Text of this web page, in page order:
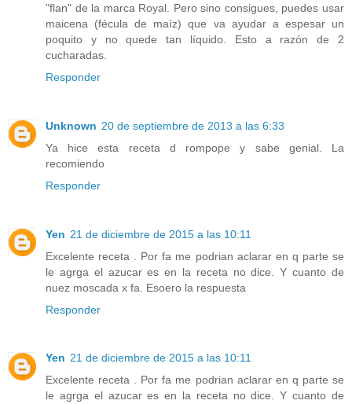
"flan" de la marca Royal. Pero sino consigues, puedes usar
maicena (fécula de maíz) que va ayudar a espesar un
poquito y no quede tan líquido. Esto a razón de 2
cucharadas.
Responder
Unknown 20 de septiembre de 2013 a las 6:33
Ya hice esta receta d rompope y sabe genial. La
recomiendo
Responder
Yen 21 de diciembre de 2015 a las 10:11
Excelente receta . Por fa me podrian aclarar en q parte se
le agrga el azucar es en la receta no dice. Y cuanto de
nuez moscada x fa. Esoero la respuesta
Responder
Yen 21 de diciembre de 2015 a las 10:11
Excelente receta . Por fa me podrian aclarar en q parte se
le agrga el azucar es en la receta no dice. Y cuanto de